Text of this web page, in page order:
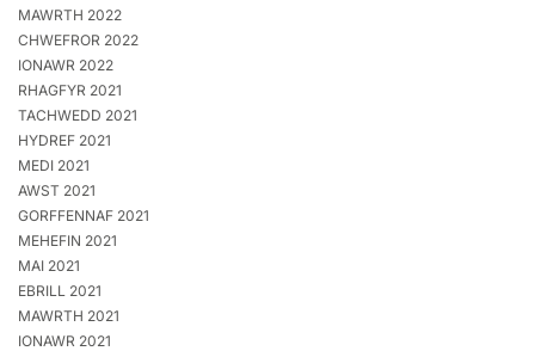
MAWRTH 2022
CHWEFROR 2022
IONAWR 2022
RHAGFYR 2021
TACHWEDD 2021
HYDREF 2021
MEDI 2021
AWST 2021
GORFFENNAF 2021
MEHEFIN 2021
MAI 2021
EBRILL 2021
MAWRTH 2021
IONAWR 2021